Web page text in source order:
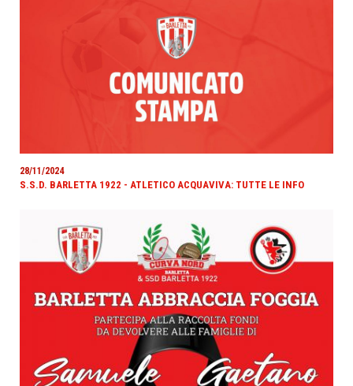
28/11/2024
S.S.D. BARLETTA 1922 - ATLETICO ACQUAVIVA: TUTTE LE INFO